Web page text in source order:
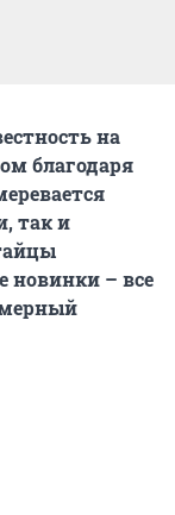
на
благодаря
так и
новинки – все